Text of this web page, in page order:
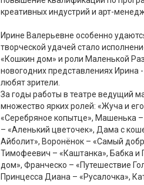
креативных индустрий и арт-
Ирине Валерьевне особенно
творческой удачей стало
«Кошкин дом» и роли Маленькой
новогодних представлениях Ирина
любят зрители.
За годы работы в театре ведущий
множество ярких ролей: «Жуча и
«Серебряное копытце», Машенька
– «Аленький цветочек», Дама с
Айболит», Воронёнок – «Самый
Тимофеевич – «Каштанка», Бабка и
дом», Франческо – «Путешествие
Принцесса Диана – «Русалочка»,